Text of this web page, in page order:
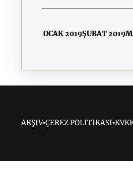
OCAK 2019ŞUBAT 2019
ARŞİV•ÇEREZ POLİTİKASI •